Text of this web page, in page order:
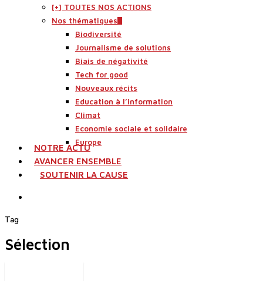
[+] TOUTES NOS ACTIONS
Nos thématiques
Biodiversité
Journalisme de solutions
Biais de négativité
Tech for good
Nouveaux récits
Education à l’information
Climat
Economie sociale et solidaire
Europe
NOTRE ACTU
AVANCER ENSEMBLE
SOUTENIR LA CAUSE
Tag
Sélection